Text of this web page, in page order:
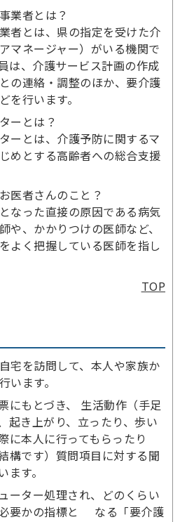
業者とは？
者とは、県の指定を受けた介
マネージャー）がいる機関で
は、介護サービス計画の作成
の連絡・調整のほか、要介護
を行います。
ーとは？
ーとは、介護予防に関するマ
めとする高齢者への総合支援
医者さんのこと？
なった直接の原因である病気
や、かかりつけの医師など、
よく把握している医師を指し
TOP
宅を訪問して、本人や家族か
います。
にもとづき、 生活動作（手足
起き上がり、立ったり、歩い
に本人に行ってもらったり
構です）質問項目に対する聞
ます。
ーター処理され、どのくらい
要かの指標と なる「要介護